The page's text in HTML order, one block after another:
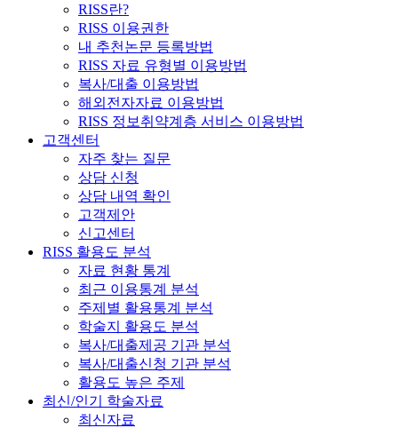
RISS란?
RISS 이용권한
내 추천논문 등록방법
RISS 자료 유형별 이용방법
복사/대출 이용방법
해외전자자료 이용방법
RISS 정보취약계층 서비스 이용방법
고객센터
자주 찾는 질문
상담 신청
상담 내역 확인
고객제안
신고센터
RISS 활용도 분석
자료 현황 통계
최근 이용통계 분석
주제별 활용통계 분석
학술지 활용도 분석
복사/대출제공 기관 분석
복사/대출신청 기관 분석
활용도 높은 주제
최신/인기 학술자료
최신자료